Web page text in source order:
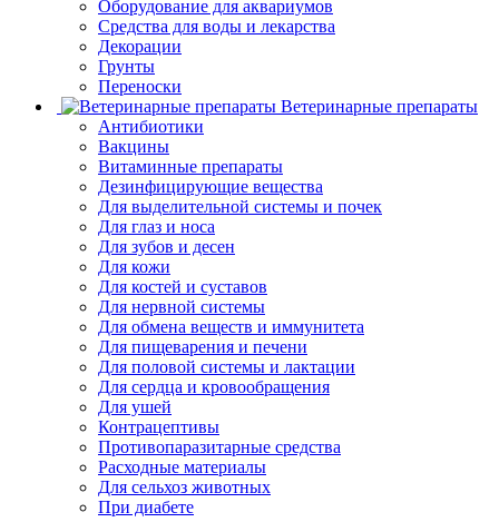
Оборудование для аквариумов
Средства для воды и лекарства
Декорации
Грунты
Переноски
Ветеринарные препараты
Антибиотики
Вакцины
Витаминные препараты
Дезинфицирующие вещества
Для выделительной системы и почек
Для глаз и носа
Для зубов и десен
Для кожи
Для костей и суставов
Для нервной системы
Для обмена веществ и иммунитета
Для пищеварения и печени
Для половой системы и лактации
Для сердца и кровообращения
Для ушей
Контрацептивы
Противопаразитарные средства
Расходные материалы
Для сельхоз животных
При диабете